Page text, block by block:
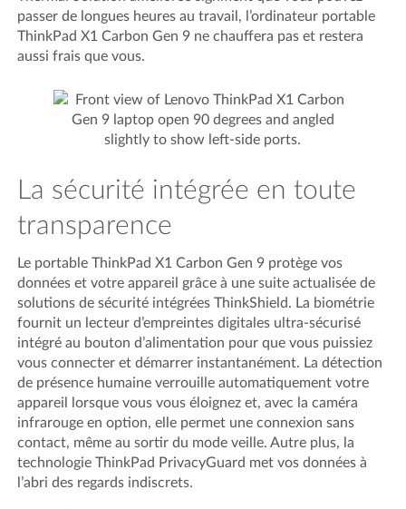
passer de longues heures au travail, l’ordinateur portable
ThinkPad X1 Carbon Gen 9 ne chauffera pas et restera
aussi frais que vous.
La sécurité intégrée en toute
transparence
Le portable ThinkPad X1 Carbon Gen 9 protège vos
données et votre appareil grâce à une suite actualisée de
solutions de sécurité intégrées ThinkShield. La biométrie
fournit un lecteur d’empreintes digitales ultra-sécurisé
intégré au bouton d’alimentation pour que vous puissiez
vous connecter et démarrer instantanément. La détection
de présence humaine verrouille automatiquement votre
appareil lorsque vous vous éloignez et, avec la caméra
infrarouge en option, elle permet une connexion sans
contact, même au sortir du mode veille. Autre plus, la
technologie ThinkPad PrivacyGuard met vos données à
l’abri des regards indiscrets.